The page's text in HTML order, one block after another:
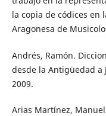
la copia de códices en
Aragonesa de
Andrés, Ramón.
desde la Antigüedad a
2009.
Arias Martínez,